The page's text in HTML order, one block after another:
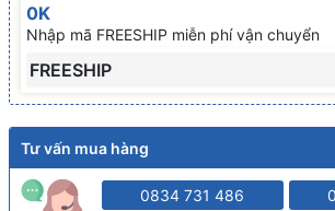
0K
Nhập mã FREESHIP miễn phí vận chuyển
FREESHIP
Tư vấn mua hàng
0834 731 486